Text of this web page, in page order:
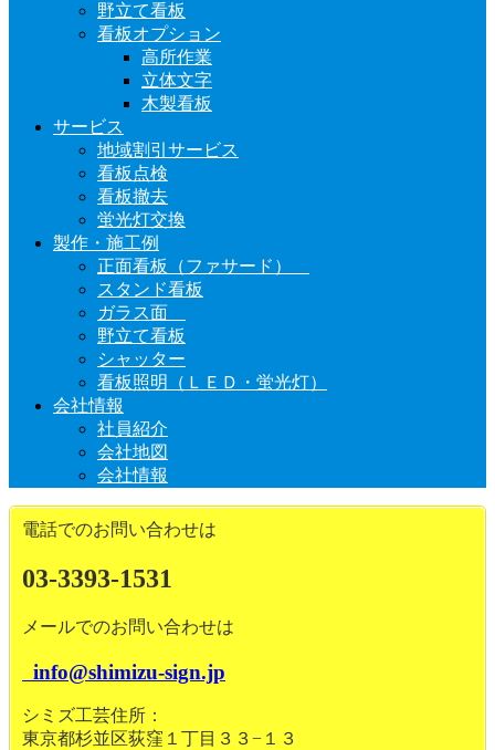
野立て看板
看板オプション
高所作業
立体文字
木製看板
サービス
地域割引サービス
看板点検
看板撤去
蛍光灯交換
製作・施工例
正面看板（ファサード）
スタンド看板
ガラス面
野立て看板
シャッター
看板照明（ＬＥＤ・蛍光灯）
会社情報
社員紹介
会社地図
会社情報
電話でのお問い合わせは
03-3393-1531
メールでのお問い合わせは
info@shimizu-sign.jp
シミズ工芸住所：
東京都杉並区荻窪１丁目３３−１３